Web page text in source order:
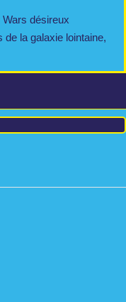
désireux
de la galaxie lointaine,